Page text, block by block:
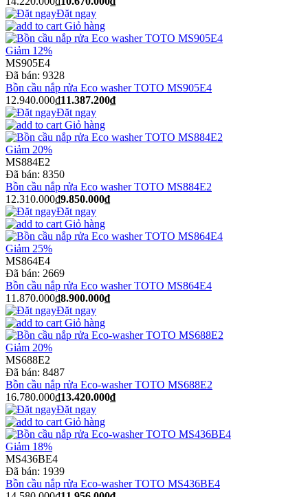
Đặt ngay
Giỏ hàng
Giảm 12%
MS905E4
Đã bán: 9328
Bồn cầu nắp rửa Eco washer TOTO MS905E4
12.940.000₫11.387.200₫
Đặt ngay
Giỏ hàng
Giảm 20%
MS884E2
Đã bán: 8350
Bồn cầu nắp rửa Eco washer TOTO MS884E2
12.310.000₫9.850.000₫
Đặt ngay
Giỏ hàng
Giảm 25%
MS864E4
Đã bán: 2669
Bồn cầu nắp rửa Eco washer TOTO MS864E4
11.870.000₫8.900.000₫
Đặt ngay
Giỏ hàng
Giảm 20%
MS688E2
Đã bán: 8487
Bồn cầu nắp rửa Eco-washer TOTO MS688E2
16.780.000₫13.420.000₫
Đặt ngay
Giỏ hàng
Giảm 18%
MS436BE4
Đã bán: 1939
Bồn cầu nắp rửa Eco-washer TOTO MS436BE4